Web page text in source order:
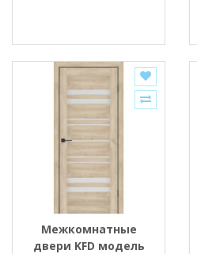
Межкомнатные
двери KFD модель